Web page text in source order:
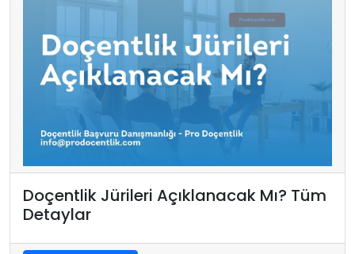
Doçentlik Jürileri Açıklanacak Mı? Tüm
Detaylar